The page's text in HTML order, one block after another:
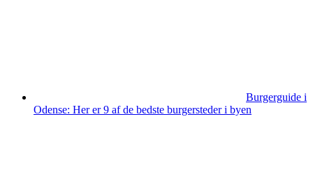
Burgerguide i
Odense: Her er 9 af de bedste burgersteder i byen